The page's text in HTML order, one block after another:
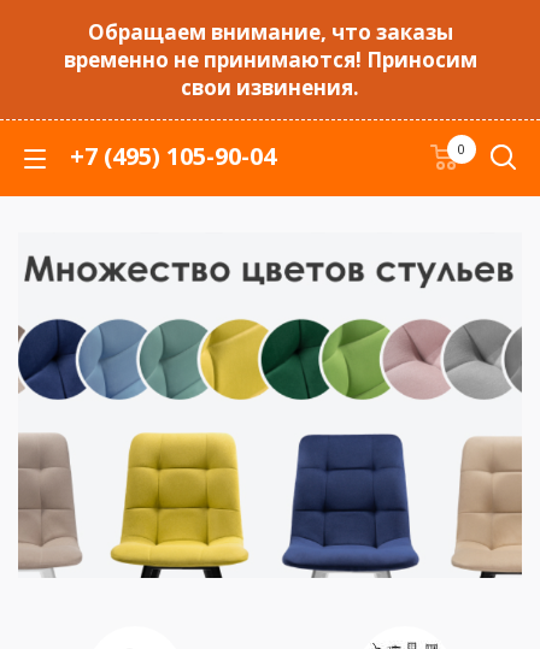
Обращаем внимание, что заказы
временно не принимаются! Приносим
свои извинения.
+7 (495) 105-90-04 0